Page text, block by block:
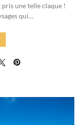
une telle claque !
qui…